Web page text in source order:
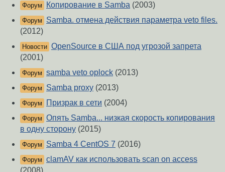
Форум Копирование в Samba (2003)
Форум
Samba. отмена действия параметра veto files.
(2012)
Новости OpenSource в США под угрозой запрета
(2001)
Форум samba veto oplock (2013)
Форум Samba proxy (2013)
Форум Призрак в сети (2004)
Форум Опять Samba... низкая скорость копирования
в одну сторону (2015)
Форум Samba 4 CentOS 7 (2016)
Форум clamAV как использовать scan on access
(2008)